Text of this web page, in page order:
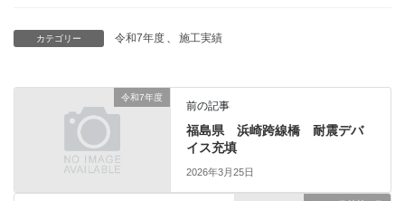
カテゴリー 令和7年度 、 施工実績
令和7年度
前の記事
福島県 浜崎跨線橋 耐震デバ
イス充填
2026年3月25日